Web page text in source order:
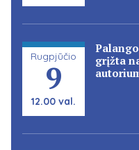
Rugpjūčio
9
12.00 val.
grįžta